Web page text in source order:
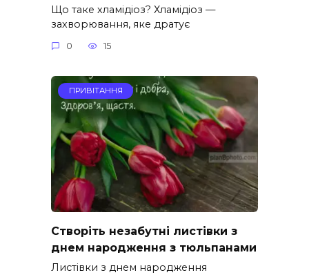
Що таке хламідіоз? Хламідіоз —
захворювання, яке дратує
0 15
ПРИВІТАННЯ
Створіть незабутні листівки з
днем народження з тюльпанами
Листівки з днем народження